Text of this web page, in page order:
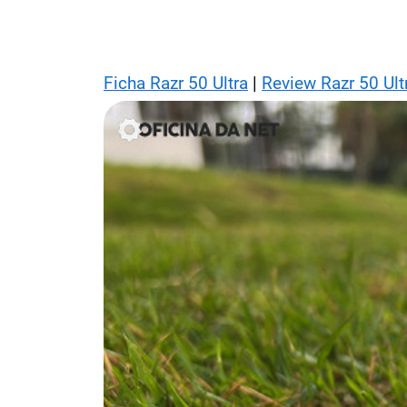
Ficha Razr 50 Ultra | Review Razr 50